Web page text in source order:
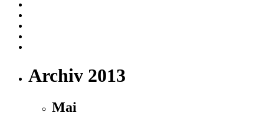
Archiv 2013
Mai